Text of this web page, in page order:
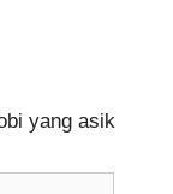
yang asik